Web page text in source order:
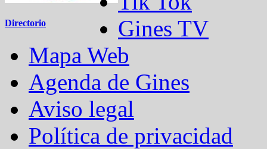
Directorio
Gines TV
Mapa Web
Agenda de Gines
Aviso legal
Política de privacidad